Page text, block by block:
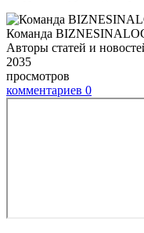
Команда
Авторы статей и
2035
просмотров
комментариев 0